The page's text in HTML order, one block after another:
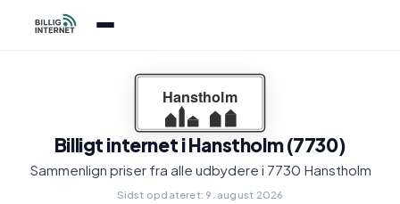
Billigt internet i Hanstholm (7730)
Sammenlign priser fra alle udbydere i 7730 Hanstholm
Sidst opdateret: 9. august 2026